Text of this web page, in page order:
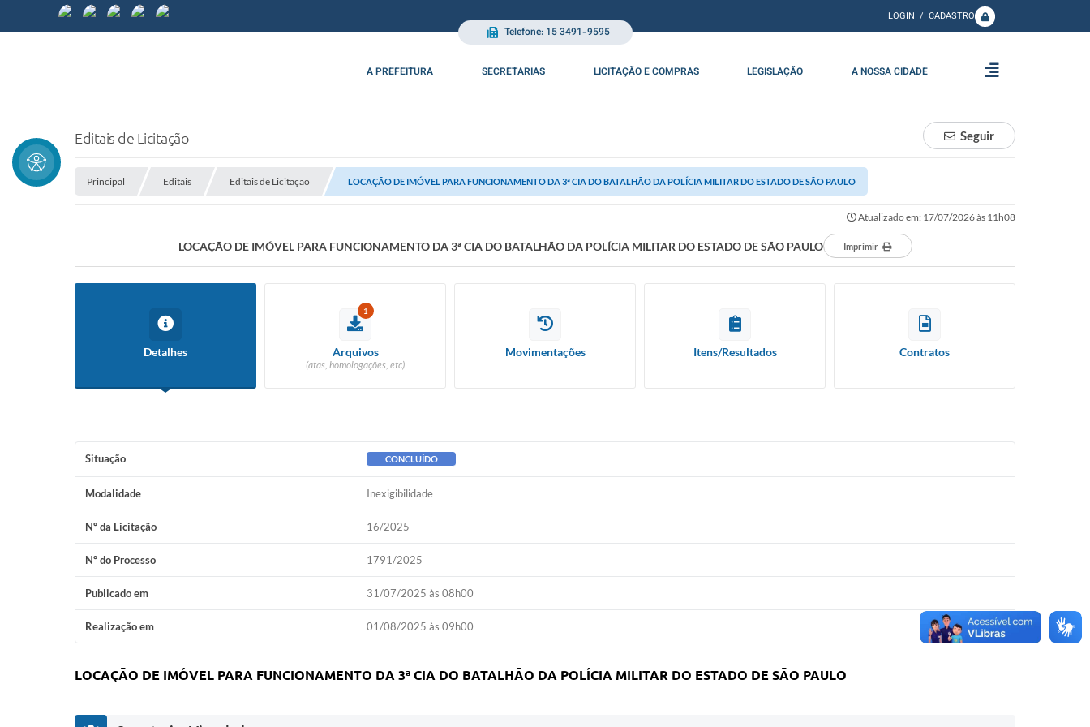
LOGIN / CADASTRO
Telefone: 15 3491-9595
A PREFEITURA SECRETARIAS LICITAÇÃO E COMPRAS LEGISLAÇÃO A NOSSA CIDADE
Editais de Licitação Seguir
Principal Editais Editais de Licitação LOCAÇÃO DE IMÓVEL PARA FUNCIONAMENTO DA 3ª CIA DO BATALHÃO DA POLÍCIA MILITAR DO ESTADO DE SÃO PAULO
Atualizado em: 17/07/2026 às 11h08
LOCAÇÃO DE IMÓVEL PARA FUNCIONAMENTO DA 3ª CIA DO BATALHÃO DA POLÍCIA MILITAR DO ESTADO DE SÃO PAULO Imprimir
Detalhes
1
Arquivos
(atas, homologações, etc)
Movimentações Itens/Resultados Contratos
Situação CONCLUÍDO
Modalidade Inexigibilidade
Nº da Licitação 16/2025
Nº do Processo 1791/2025
Publicado em 31/07/2025 às 08h00
Realização em 01/08/2025 às 09h00
LOCAÇÃO DE IMÓVEL PARA FUNCIONAMENTO DA 3ª CIA DO BATALHÃO DA POLÍCIA MILITAR DO ESTADO DE SÃO PAULO